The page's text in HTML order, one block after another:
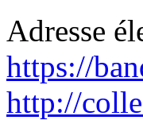
Adresse
https://
http://